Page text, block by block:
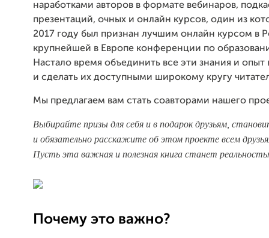
наработками авторов в формате вебинаров,
презентаций, очных и онлайн курсов, один из
2017 году был признан лучшим онлайн курсом в
крупнейшей в Европе конференции по
Настало время объединить все эти знания и опыт
и сделать их доступными широкому кругу
Мы предлагаем вам стать соавторами нашего
Выбирайте призы для себя и в подарок друзьям,
и обязательно расскажите об этом проекте всем
Пусть эта важная и полезная книга станет
Почему это важно?